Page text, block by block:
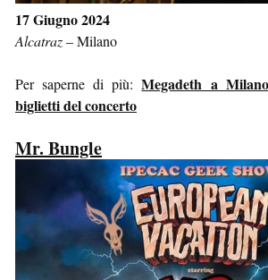
17 Giugno 2024
Alcatraz–Milano
Per saperne di più:Megadeth a
biglietti del concerto
Mr. Bungle